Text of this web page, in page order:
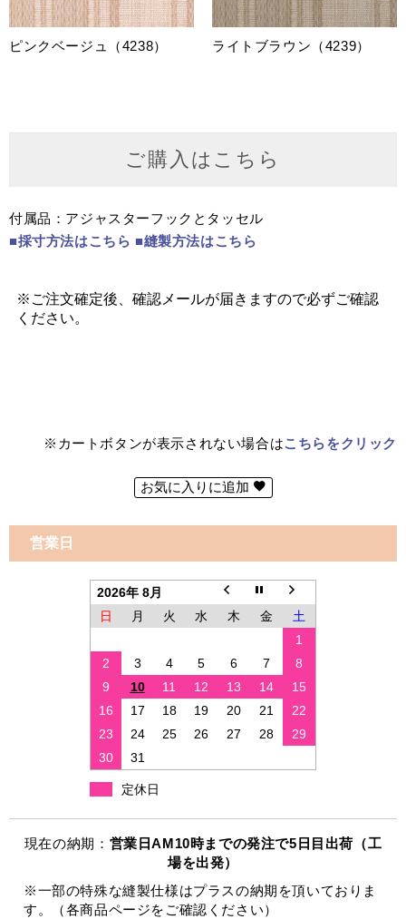
ピンクベージュ（4238） ライトブラウン（4239）
ご購入はこちら
付属品：アジャスターフックとタッセル
■採寸方法はこちら ■縫製方法はこちら
※カートボタンが表示されない場合はこちらをクリック
お気に入りに追加
営業日
2026年 8月
日
月 火 水 木 金
土
1
2
3 4 5 6 7
8
9
10 11 12 13 14
15
16
17 18 19 20 21
22
23
24 25 26 27 28
29
30
31
定休日
現在の納期： 営業日AM10時までの発注で5日目出荷（工
場を出発）
※一部の特殊な縫製仕様はプラスの納期を頂いておりま
す。（各商品ページをご確認ください）